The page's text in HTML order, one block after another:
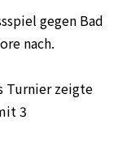
gegen Bad
nach.
Turnier zeigte
3